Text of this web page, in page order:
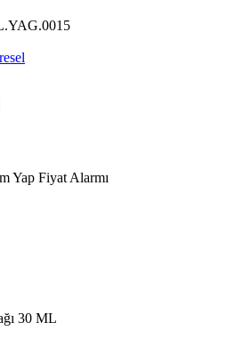
Yap Fiyat Alarmı
30 ML